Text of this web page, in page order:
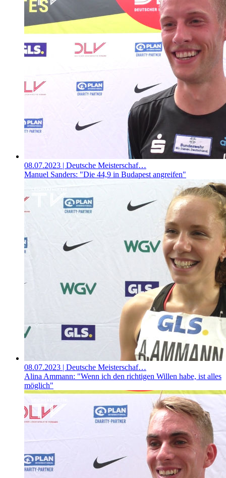
08.07.2023 | Deutsche Meisterschaf…
Manuel Sanders: "Die 44,9 in Budapest angreifen"
08.07.2023 | Deutsche Meisterschaf…
Alina Ammann: "Wenn ich den richtigen Willen habe, ist alles
möglich"